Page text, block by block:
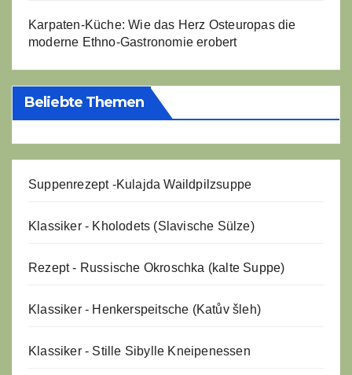
Karpaten-Küche: Wie das Herz Osteuropas die
moderne Ethno-Gastronomie erobert
Beliebte Themen
Suppenrezept -Kulajda Waildpilzsuppe
Klassiker - Kholodets (Slavische Sülze)
Rezept - Russische Okroschka (kalte Suppe)
Klassiker - Henkerspeitsche (Katův šleh)
Klassiker - Stille Sibylle Kneipenessen